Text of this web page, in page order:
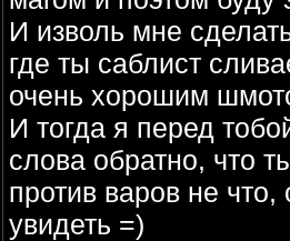
И изволь мне
где ты саблист
очень хорошим
И тогда я перед
слова обратно, что
против варов не что,
увидеть =)